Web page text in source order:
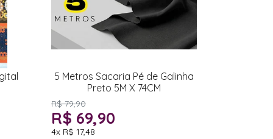
5 Metros Sacaria Pé de Galinha
Preto 5M X 74CM
R$ 79,90
R$ 69,90
4x R$ 17,48